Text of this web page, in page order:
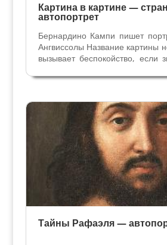
Картина в картине —
автопортрет
Бернардино Кампи пишет
Ангвиссолы Название картины
вызывает беспокойство, если
это двойной портрет, но в
Софонисбы Ангиссолы...
Иконография
Портреты
Тайны Рафаэля —